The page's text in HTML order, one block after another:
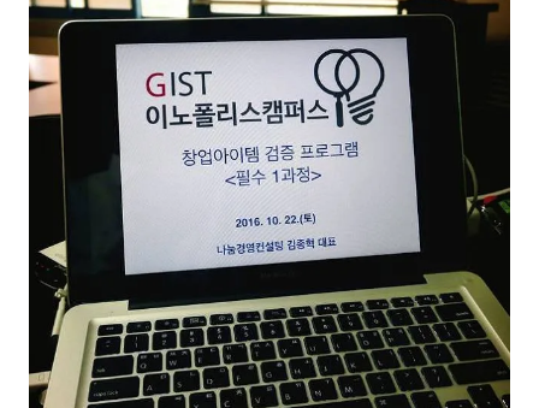
김종혁
구자룡
김경태
김소연
김의중
김종무
김지혜
김휘
노준영